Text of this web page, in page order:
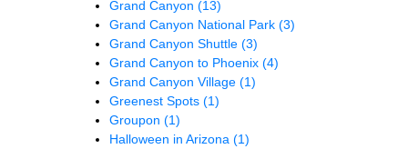
Grand Canyon (13)
Grand Canyon National Park (3)
Grand Canyon Shuttle (3)
Grand Canyon to Phoenix (4)
Grand Canyon Village (1)
Greenest Spots (1)
Groupon (1)
Halloween in Arizona (1)